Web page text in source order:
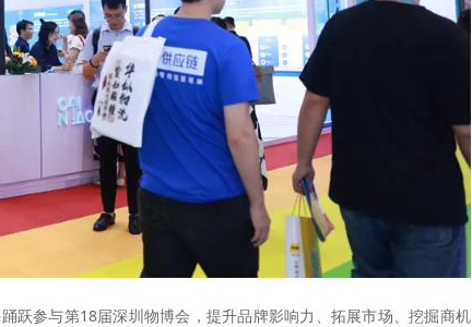
跃参与第18届深圳物博会，提升品牌影响力、拓展市场、挖掘商机